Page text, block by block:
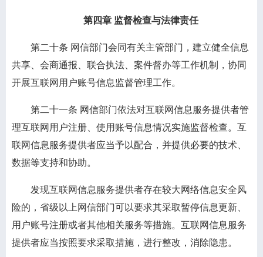
第四章 监督检查与法律责任
第二十条 网信部门会同有关主管部门，建立健全信息
共享、会商通报、联合执法、案件督办等工作机制，协同
开展互联网用户账号信息监督管理工作。
第二十一条 网信部门依法对互联网信息服务提供者管
理互联网用户注册、使用账号信息情况实施监督检查。互
联网信息服务提供者应当予以配合，并提供必要的技术、
数据等支持和协助。
发现互联网信息服务提供者存在较大网络信息安全风
险的，省级以上网信部门可以要求其采取暂停信息更新、
用户账号注册或者其他相关服务等措施。互联网信息服务
提供者应当按照要求采取措施，进行整改，消除隐患。